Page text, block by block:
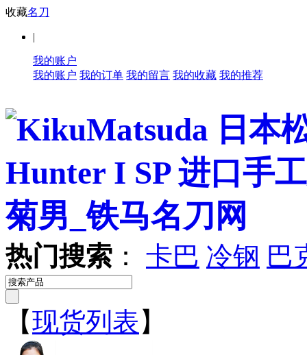
收藏名刀
|
我的账户
我的账户 我的订单 我的留言 我的收藏 我的推荐
热门搜索 ： 卡巴 冷钢 巴
【现货列表 】